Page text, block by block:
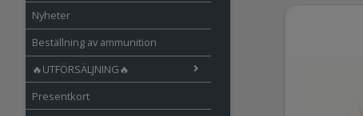
Nyheter
Beställning av ammunition
🔥UTFÖRSÄLJNING🔥
Presentkort